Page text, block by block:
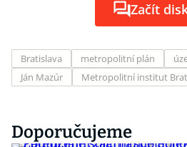
Začít
Bratislava metropolitní plán
Ján Mazúr
Metropolitní institut
Doporučujeme